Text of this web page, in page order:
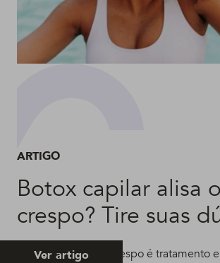
ARTIGO
Botox capilar alisa
crespo? Tire suas
Botox para cabelo crespo é tratamento
Ver artigo